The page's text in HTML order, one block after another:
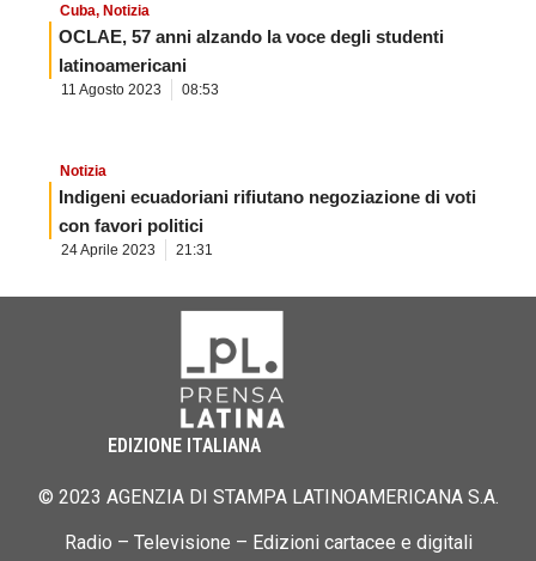
Cuba, Notizia
OCLAE, 57 anni alzando la voce degli studenti
latinoamericani
11 Agosto 2023 08:53
Notizia
Indigeni ecuadoriani rifiutano negoziazione di voti
con favori politici
24 Aprile 2023 21:31
EDIZIONE ITALIANA
© 2023 AGENZIA DI STAMPA LATINOAMERICANA S.A.
Radio – Televisione – Edizioni cartacee e digitali